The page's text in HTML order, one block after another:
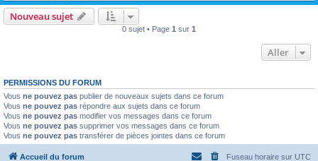
Nouveau sujet
0 sujet • Page 1 sur 1
Aller
PERMISSIONS DU FORUM
Vous ne pouvez pas publier de nouveaux sujets dans ce forum
Vous ne pouvez pas répondre aux sujets dans ce forum
Vous ne pouvez pas modifier vos messages dans ce forum
Vous ne pouvez pas supprimer vos messages dans ce forum
Vous ne pouvez pas transférer de pièces jointes dans ce forum
Accueil du forum Fuseau horaire sur UTC